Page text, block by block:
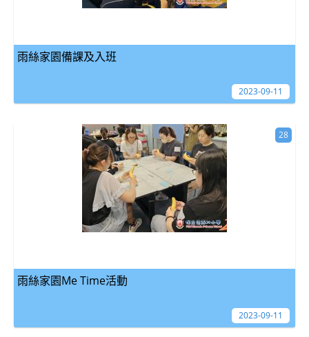
雨絲家園備課及入班
2023-09-11
雨絲家園Me Time活動
28
2023-09-11